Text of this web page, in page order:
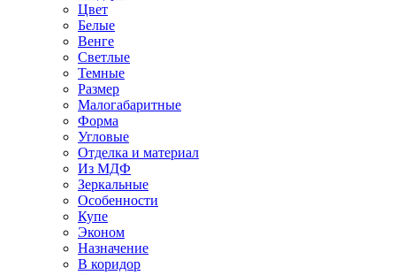
Цвет
Белые
Венге
Светлые
Темные
Размер
Малогабаритные
Форма
Угловые
Отделка и материал
Из МДФ
Зеркальные
Особенности
Купе
Эконом
Назначение
В коридор